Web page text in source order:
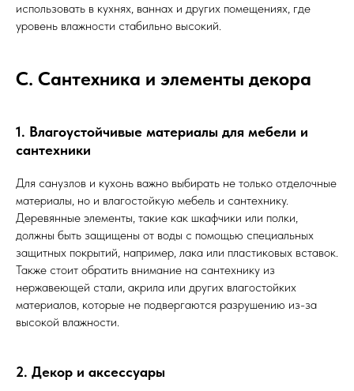
использовать в кухнях, ваннах и других помещениях, где
уровень влажности стабильно высокий.
C. Сантехника и элементы декора
1. Влагоустойчивые материалы для мебели и
сантехники
Для санузлов и кухонь важно выбирать не только отделочные
материалы, но и влагостойкую мебель и сантехнику.
Деревянные элементы, такие как шкафчики или полки,
должны быть защищены от воды с помощью специальных
защитных покрытий, например, лака или пластиковых вставок.
Также стоит обратить внимание на сантехнику из
нержавеющей стали, акрила или других влагостойких
материалов, которые не подвергаются разрушению из-за
высокой влажности.
2. Декор и аксессуары